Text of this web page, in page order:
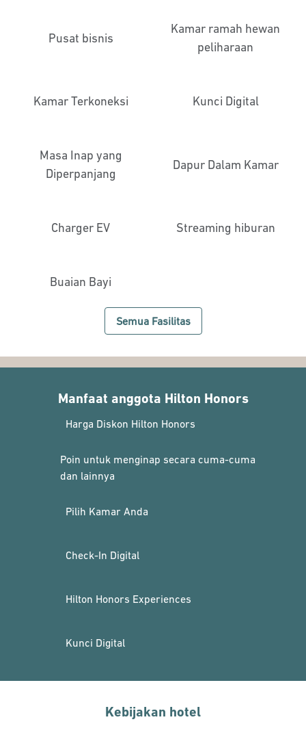
Pusat bisnis
Kamar ramah hewan
peliharaan
Kamar Terkoneksi Kunci Digital
Masa Inap yang
Diperpanjang
Dapur Dalam Kamar
Charger EV Streaming hiburan
Buaian Bayi
Semua Fasilitas
Manfaat anggota Hilton Honors
Harga Diskon Hilton Honors
Poin untuk menginap secara cuma-cuma
dan lainnya
Pilih Kamar Anda
Check-In Digital
Hilton Honors Experiences
Kunci Digital
Kebijakan hotel